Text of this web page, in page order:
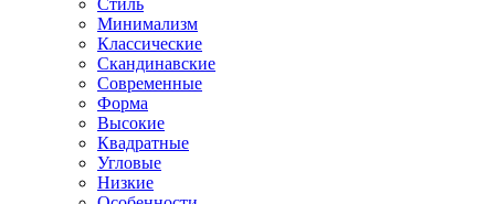
Стиль
Минимализм
Классические
Скандинавские
Современные
Форма
Высокие
Квадратные
Угловые
Низкие